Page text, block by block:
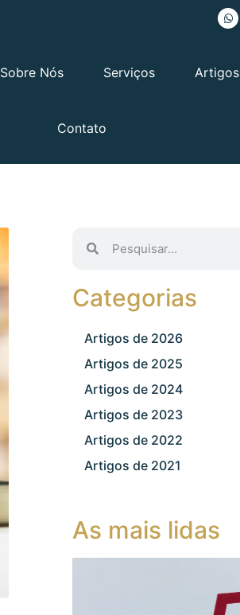
Sobre Nós Serviços Artigos
Contato
Categorias
Artigos de 2026
Artigos de 2025
Artigos de 2024
Artigos de 2023
Artigos de 2022
Artigos de 2021
As mais lidas